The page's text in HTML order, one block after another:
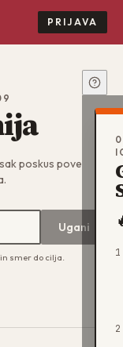
PRIJAVA
1
2
poskus pove
Ugani
smer do cilja.